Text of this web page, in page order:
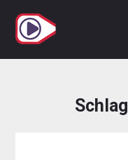
Inhalt
springen